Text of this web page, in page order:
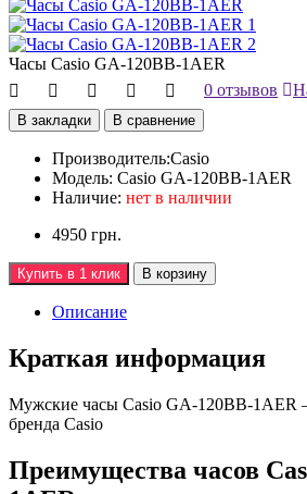
Часы Casio GA-120BB-1AER
0 отзывов
В закладки В сравнение
Производитель:Casio
Модель: Casio GA-120BB-1AER
Наличие: нет в наличии
4950 грн.
Купить в 1 клик В корзину
Описание
Краткая информация
Мужские часы Casio GA-120BB-1AER
бренда Casio
Преимущества часов